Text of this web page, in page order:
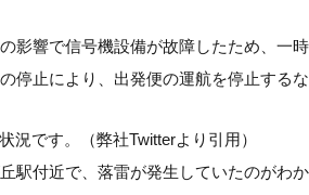
影響で信号機設備が故障したため、一
停止により、出発便の運航を停止する
況です。（弊社Twitterより引用）
駅付近で、落雷が発生していたのがわ